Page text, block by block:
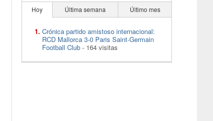
Hoy Última semana Último mes
Crónica partido amistoso internacional:
RCD Mallorca 3-0 Paris Saint-Germain
Football Club - 164 visitas